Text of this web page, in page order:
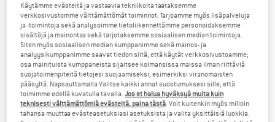
Käytämme evästeitä ja vastaavia tekniikoita taataksemme
verkkosivustomme välttämättömät toiminnot. Tarjoamme myös lisäpalveluja
ja -toimintoja sekä analysoimme tietoliikennettämme personoidaksemme
sisältöjä ja mainontaa sekä tarjotaksemme sosiaalisen median toimintoja.
Siten myös sosiaalisen median kumppanimme sekä mainos- ja
analyysikumppanimme saavat tiedon siitä, että käytät verkkosivustoamme;
osa mainituista kumppaneista sijaitsee kolmansissa maissa ilman riittäviä
suojatoimenpiteitä tietojesi suojaamiseksi, esimerkiksi viranomaisten
pääsyltä. Napsauttamalla Valitse kaikki annat suostumuksesi sille, että
toimimme edellä kuvatulla tavalla.Jos et halua hyväksyä muita kuin
teknisesti välttämättömiä evästeitä, paina tästä . Voit kuitenkin myös milloin
tahansa muuttaa evästeasetuksiasi asetuksista ja valita yksittäisiä luokkia.